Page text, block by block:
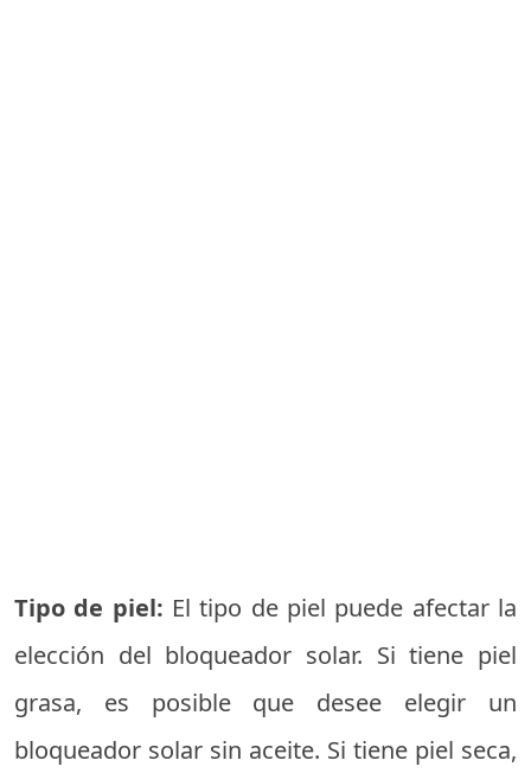
Tipo de piel: El tipo de piel puede afectar la
elección del bloqueador solar. Si tiene piel
grasa, es posible que desee elegir un
bloqueador solar sin aceite. Si tiene piel seca,